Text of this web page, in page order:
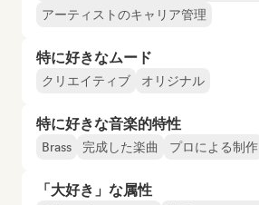
アーティストのキャリア管理
特に好きなムード
クリエイティブ オリジナル
特に好きな音楽的特性
Brass 完成した楽曲 プロによる制作
「大好き」な属性